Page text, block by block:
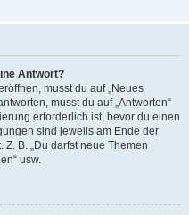
Antwort?
musst du auf „Neues
musst du auf „Antworten“
erforderlich ist, bevor du einen
sind jeweils am Ende der
B. „Du darfst neue Themen
usw.